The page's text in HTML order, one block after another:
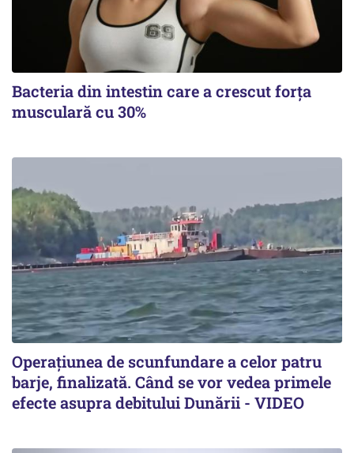
Bacteria din intestin care a crescut forța
musculară cu 30%
Operațiunea de scunfundare a celor patru
barje, finalizată. Când se vor vedea primele
efecte asupra debitului Dunării - VIDEO